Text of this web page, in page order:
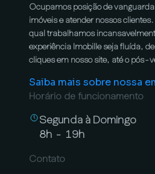
Ocupamos posição de
imóveis e atender nossos
qual trabalhamos
experiência Imobille seja fluída,
cliques em nosso site, até o pós-
Saiba mais sobre nossa
Horário de funcionamento
Segunda à Domingo
8h - 19h
Contato